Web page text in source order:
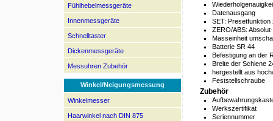
Fühlhebelmessgeräte
Innenmessgeräte
Schnelltaster
Dickenmessgeräte
Messuhren Zubehör
Winkel/Neigungsmessung
Winkelmesser
Haarwinkel nach DIN 875
Datenausgang
SET:
ZERO/ABS:
Masseinheit
Batterie SR 44
Befestigung an der
Breite der Schiene
hergestellt aus
Feststellschraube
Zubehör
Werkszertifikat
Seriennummer